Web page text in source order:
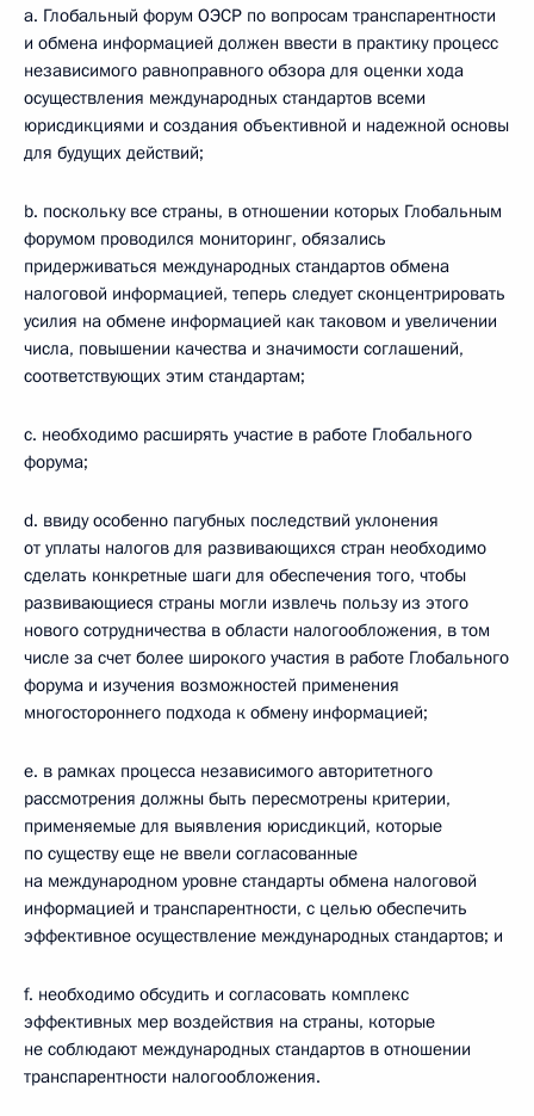
а. Глобальный форум ОЭСР по вопросам транспарентности
и обмена информацией должен ввести в практику процесс
независимого равноправного обзора для оценки хода
осуществления международных стандартов всеми
юрисдикциями и создания объективной и надежной основы
для будущих действий;
b. поскольку все страны, в отношении которых Глобальным
форумом проводился мониторинг, обязались
придерживаться международных стандартов обмена
налоговой информацией, теперь следует сконцентрировать
усилия на обмене информацией как таковом и увеличении
числа, повышении качества и значимости соглашений,
соответствующих этим стандартам;
с. необходимо расширять участие в работе Глобального
форума;
d. ввиду особенно пагубных последствий уклонения
от уплаты налогов для развивающихся стран необходимо
сделать конкретные шаги для обеспечения того, чтобы
развивающиеся страны могли извлечь пользу из этого
нового сотрудничества в области налогообложения, в том
числе за счет более широкого участия в работе Глобального
форума и изучения возможностей применения
многостороннего подхода к обмену информацией;
е. в рамках процесса независимого авторитетного
рассмотрения должны быть пересмотрены критерии,
применяемые для выявления юрисдикций, которые
по существу еще не ввели согласованные
на международном уровне стандарты обмена налоговой
информацией и транспарентности, с целью обеспечить
эффективное осуществление международных стандартов; и
f. необходимо обсудить и согласовать комплекс
эффективных мер воздействия на страны, которые
не соблюдают международных стандартов в отношении
транспарентности налогообложения.